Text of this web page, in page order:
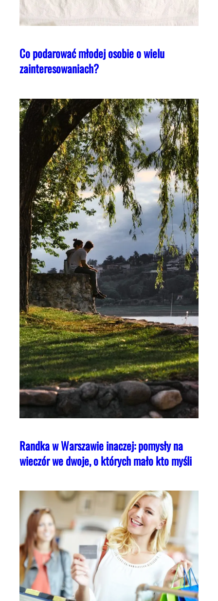
Co podarować młodej osobie o wielu
zainteresowaniach?
Randka w Warszawie inaczej: pomysły na
wieczór we dwoje, o których mało kto myśli